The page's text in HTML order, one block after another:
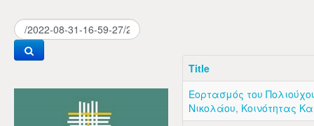
Title
Εορτασμός του
Νικολάου, Κοινότητας